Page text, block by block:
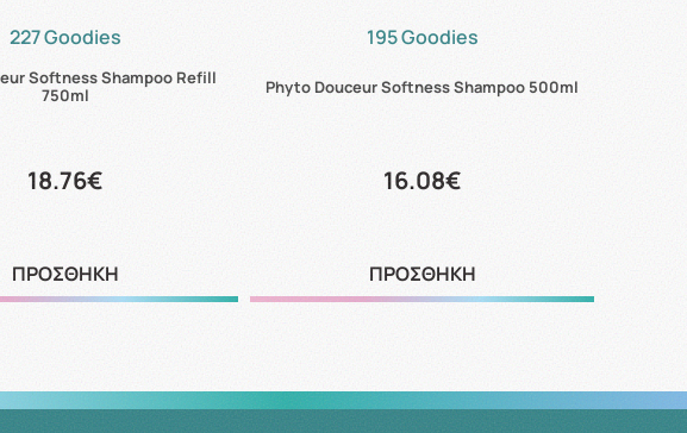
227 Goodies
Softness Shampoo Refill
750ml
18.76€
ΠΡΟΣΘΗΚΗ
195 Goodies
Phyto Douceur Softness Shampoo 500ml
16.08€
ΠΡΟΣΘΗΚΗ